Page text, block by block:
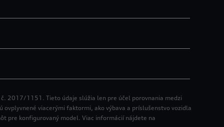
č. 2017/1151. Tieto údaje slúžia len pre účel porovnania medzi
viacerými faktormi, ako výbava a príslušenstvo vozidla
pre konfigurovaný model. Viac informácií nájdete na